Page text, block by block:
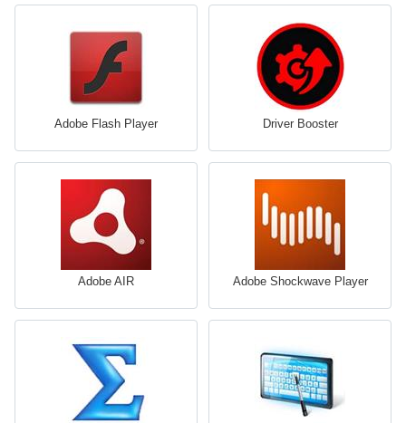
Adobe Flash Player Driver Booster
Adobe AIR Adobe Shockwave Player